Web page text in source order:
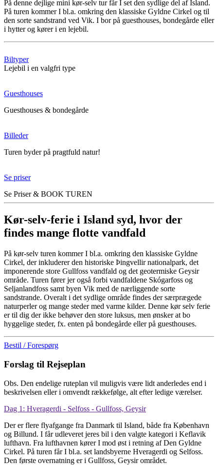
På denne dejlige mini kør-selv tur får I set den sydlige del af Island.
På turen kommer I bl.a. omkring den klassiske Gyldne Cirkel og til
den sorte sandstrand ved Vik. I bor på guesthouses, bondegårde eller
i hytter og kører i en lejebil.
Biltyper
Lejebil i en valgfri type
Guesthouses
Guesthouses & bondegårde
Billeder
Turen byder på pragtfuld natur!
Se priser
Se Priser & BOOK TUREN
Kør-selv-ferie i Island syd, hvor der
findes mange flotte vandfald
På kør-selv turen kommer I bl.a. omkring den klassiske Gyldne
Cirkel, der inkluderer den historiske Þingvellir nationalpark, det
imponerende store Gullfoss vandfald og det geotermiske Geysir
område. Turen fører jer også forbi vandfaldene Skógarfoss og
Seljanlandfoss samt byen Vik med de nærliggende sorte
sandstrande. Overalt i det sydlige område findes der særprægede
naturperler og mange steder med varme kilder. Denne kør selv ferie
er til dig der ikke behøver den store luksus, men ønsker at bo
hyggelige steder, fx. enten på bondegårde eller på guesthouses.
Bestil / Forespørg
Forslag til Rejseplan
Obs. Den endelige ruteplan vil muligvis være lidt anderledes end i
beskrivelsen eller i omvendt rækkefølge, alt efter ledige værelser.
Dag 1: Hveragerdi - Selfoss - Gullfoss, Geysir
Der er flere flyafgange fra Danmark til Island, både fra København
og Billund. I får udleveret jeres bil i den valgte kategori i Keflavik
lufthavn. Fra lufthavnen kører I mod øst i retning af Den Gyldne
Cirkel. På turen får I bl.a. set landsbyerne Hveragerdi og Selfoss.
Den første overnatning er i Gullfoss, Geysir området.